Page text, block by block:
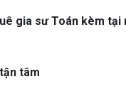
gia sư Toán kèm tại
tâm